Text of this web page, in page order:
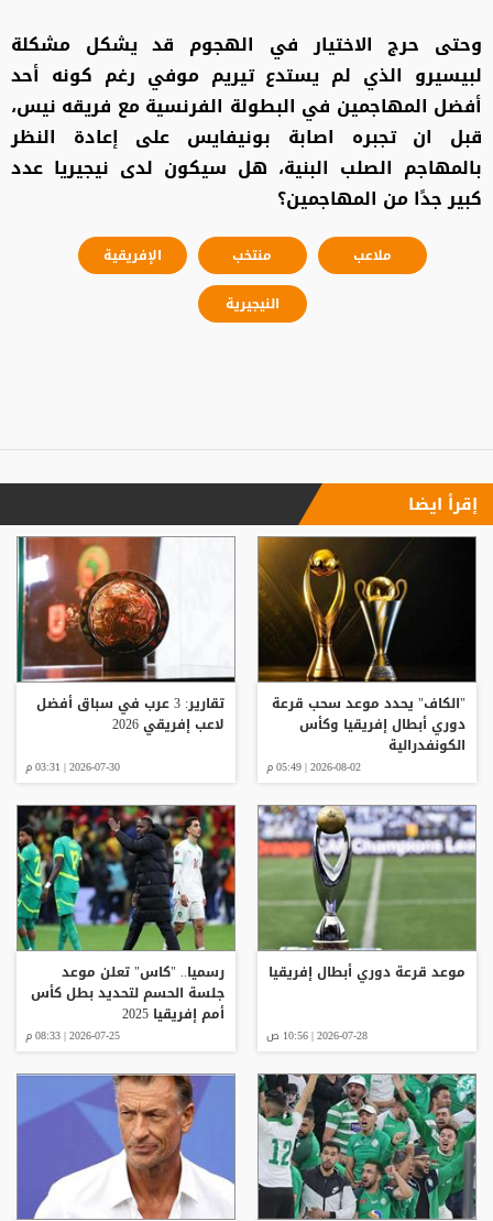
وحتى حرج الاختيار في الهجوم قد يشكل مشكلة
لبيسيرو الذي لم يستدع تيريم موفي رغم كونه أحد
أفضل المهاجمين في البطولة الفرنسية مع فريقه نيس،
قبل ان تجبره اصابة بونيفايس على إعادة النظر
بالمهاجم الصلب البنية، هل سيكون لدى نيجيريا عدد
كبير جدًا من المهاجمين؟
ملاعب منتخب
الإفريقية
النيجيرية
إقرأ ايضا
"الكاف" يحدد موعد سحب قرعة
دوري أبطال إفريقيا وكأس
الكونفدرالية
2026-08-02 | 05:49 م
تقارير: 3 عرب في سباق أفضل
لاعب إفريقي 2026
2026-07-30 | 03:31 م
موعد قرعة دوري أبطال إفريقيا
2026-07-28 | 10:56 ص
رسميا.. "كاس" تعلن موعد
جلسة الحسم لتحديد بطل كأس
أمم إفريقيا 2025
2026-07-25 | 08:33 م